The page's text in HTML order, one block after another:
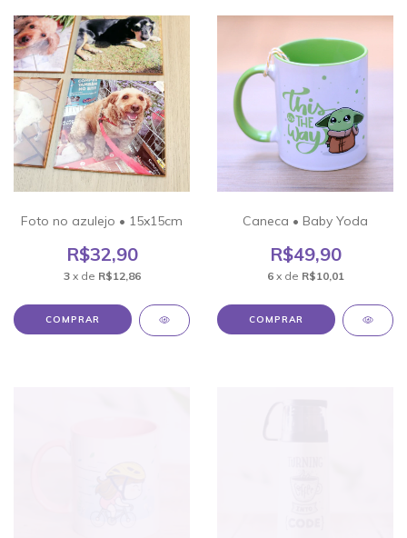
Foto no azulejo • 15x15cm
R$32,90
3 x de R$12,86
Caneca • Baby Yoda
R$49,90
6 x de R$10,01
COMPRAR